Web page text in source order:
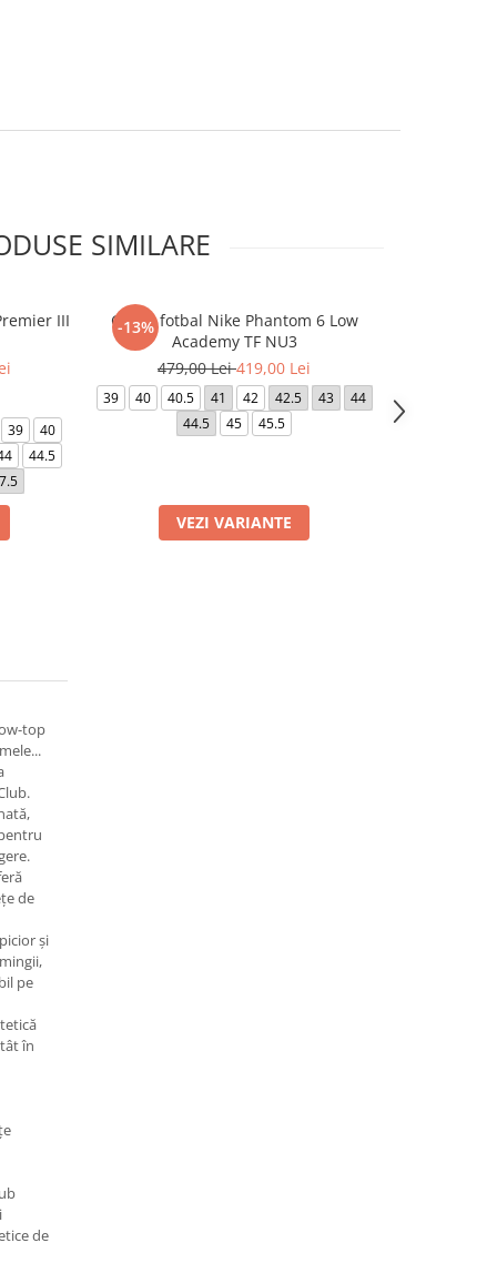
SIMILARE
III
39
40
44.5
-13%
Ghete fotbal Nike Phantom 6 Low
Academy TF NU3
479,00 Lei419,00 Lei
39 40 40.5 41 42 42.5 43
44
44.5
45 45.5
VEZI VARIANTE
top
de
și
pe
în
de